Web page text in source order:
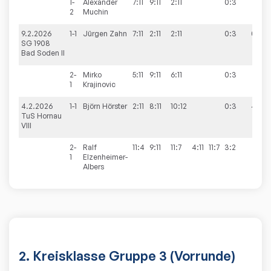
1-
2
Alexander
Muchin
7:11 9:11 2:11 0:3
9.2.2026
SG 1908
Bad Soden II
1-1 Jürgen Zahn 7:11 2:11 2:11 0:3 0:10
2-
1
Mirko
Krajinovic
5:11 9:11 6:11 0:3
4.2.2026
TuS Hornau
VIII
1-1 Björn Hörster 2:11 8:11 10:12 0:3 4:6
2-
1
Ralf
Elzenheimer-
Albers
11:4 9:11 11:7 4:11 11:7 3:2
2. Kreisklasse Gruppe 3 (Vorrunde)